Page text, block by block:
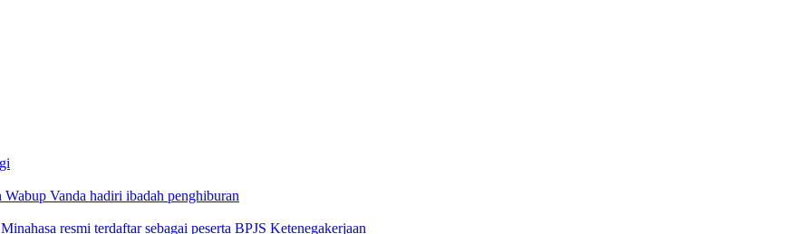
Vanda hadiri ibadah penghiburan
resmi terdaftar sebagai peserta BPJS Ketenegakerjaan